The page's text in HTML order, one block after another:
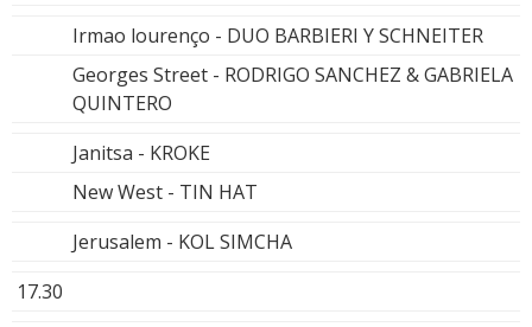
Irmao lourenço - DUO BARBIERI Y SCHNEITER
Georges Street - RODRIGO SANCHEZ & GABRIELA
QUINTERO
Janitsa - KROKE
New West - TIN HAT
Jerusalem - KOL SIMCHA
17.30